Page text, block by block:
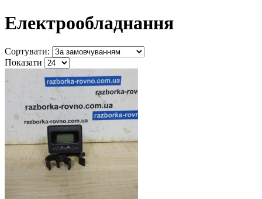
Електрообладнання
Сортувати:
Показати